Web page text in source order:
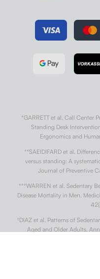
*GARRETT et al. Call Center
Standing Desk
Ergonomics and
**SAEIDIFARD et al.
versus standing: A
Journal of Preventive
***WARREN et al. Sedentary
Disease Mortality in Men.
†DIAZ et al. Patterns of
Aged and Older Adults.